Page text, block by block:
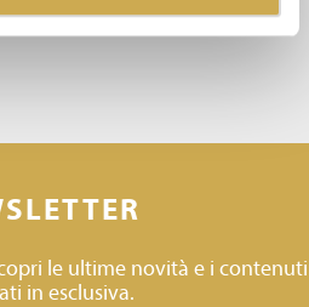
le ultime novità e i contenuti
in esclusiva.